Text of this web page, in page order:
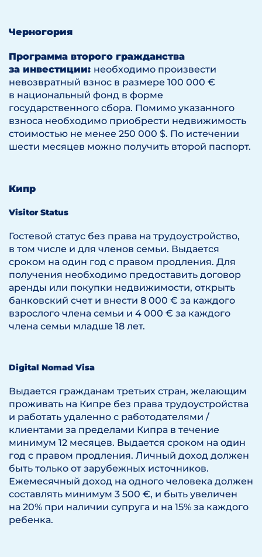
Черногория
Программа второго гражданства
за инвестиции: необходимо произвести
невозвратный взнос в размере 100 000 €
в национальный фонд в форме
государственного сбора. Помимо указанного
взноса необходимо приобрести недвижимость
стоимостью не менее 250 000 $. По истечении
шести месяцев можно получить второй паспорт.
Кипр
Visitor Status
Гостевой статус без права на трудоустройство,
в том числе и для членов семьи. Выдается
сроком на один год с правом продления. Для
получения необходимо предоставить договор
аренды или покупки недвижимости, открыть
банковский счет и внести 8 000 € за каждого
взрослого члена семьи и 4 000 € за каждого
члена семьи младше 18 лет.
Digital Nomad Visa
Выдается гражданам третьих стран, желающим
проживать на Кипре без права трудоустройства
и работать удаленно с работодателями /
клиентами за пределами Кипра в течение
минимум 12 месяцев. Выдается сроком на один
год с правом продления. Личный доход должен
быть только от зарубежных источников.
Ежемесячный доход на одного человека должен
составлять минимум 3 500 €, и быть увеличен
на 20% при наличии супруга и на 15% за каждого
ребенка.